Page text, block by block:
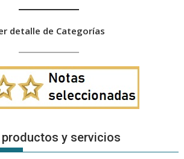
detalle de Categorías
y servicios